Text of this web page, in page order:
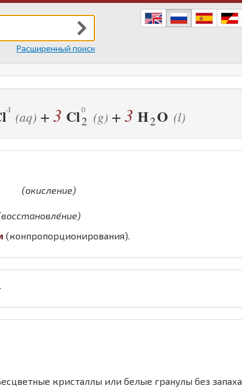
Расширенный поиск
(aq) +3 Cl2 (g) +3 H2O (l)
(окисление)
(конпропорционирования).
кристаллы или белые гранулы без запаха